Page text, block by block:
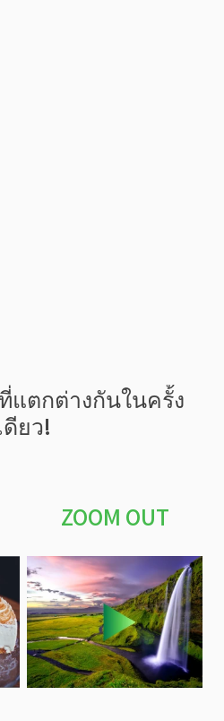
แตกต่างกันในครั้ง
ดียว!
ZOOM OUT